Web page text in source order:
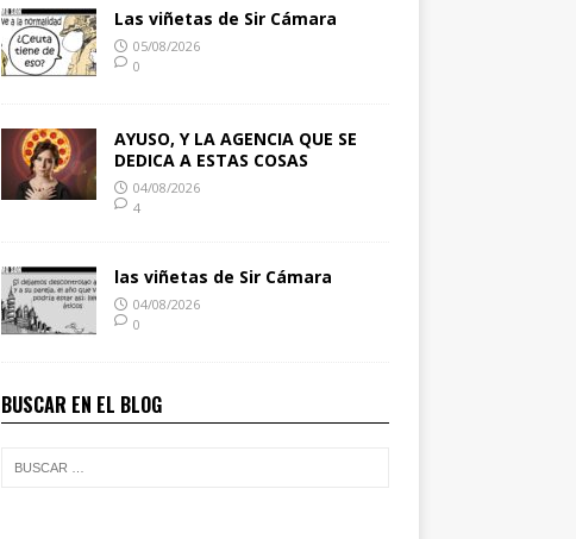
Las viñetas de Sir Cámara
05/08/2026
0
AYUSO, Y LA AGENCIA QUE SE
DEDICA A ESTAS COSAS
04/08/2026
4
las viñetas de Sir Cámara
04/08/2026
0
BUSCAR EN EL BLOG